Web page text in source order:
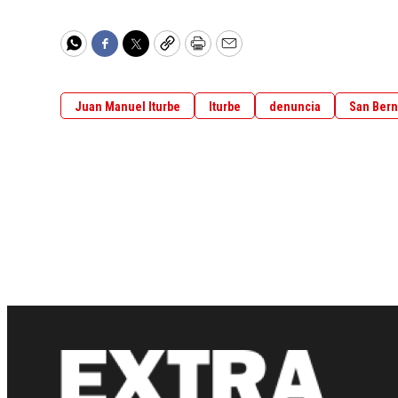
WhatsApp
Facebook
TwitterCopyPrintEmail
Juan Manuel Iturbe Iturbe denuncia San